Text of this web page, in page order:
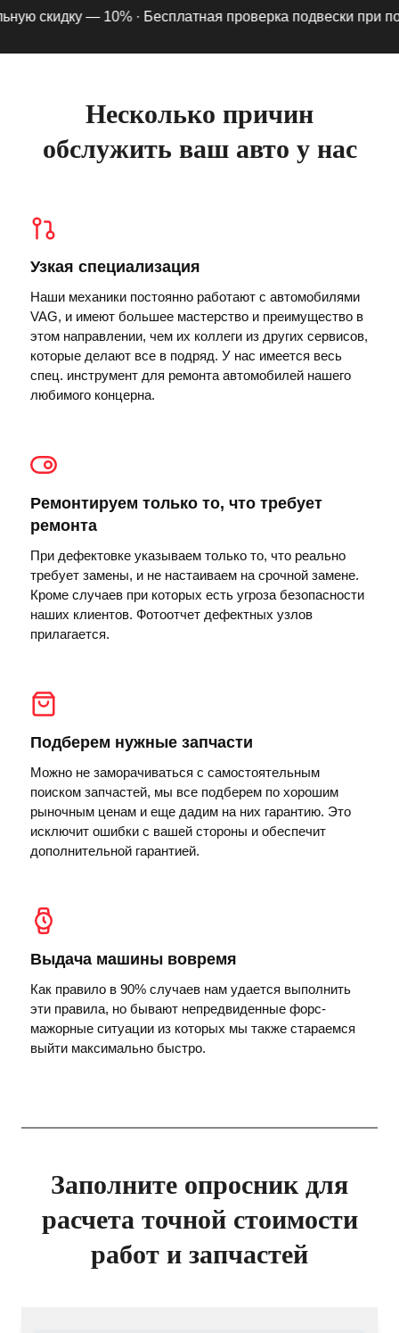
скидку — 10% ·Бесплатная проверка подвески при
Несколько причин
обслужить ваш авто у нас
Узкая специализация
Наши механики постоянно работают с автомобилями
VAG, и имеют большее мастерство и преимущество в
этом направлении, чем их коллеги из других сервисов,
которые делают все в подряд. У нас имеется весь
спец. инструмент для ремонта автомобилей нашего
любимого концерна.
Ремонтируем только то, что требует
ремонта
При дефектовке указываем только то, что реально
требует замены, и не настаиваем на срочной замене.
Кроме случаев при которых есть угроза безопасности
наших клиентов. Фотоотчет дефектных узлов
прилагается.
Подберем нужные запчасти
Можно не заморачиваться с самостоятельным
поиском запчастей, мы все подберем по хорошим
рыночным ценам и еще дадим на них гарантию. Это
исключит ошибки с вашей стороны и обеспечит
дополнительной гарантией.
Выдача машины вовремя
Как правило в 90% случаев нам удается выполнить
эти правила, но бывают непредвиденные форс-
мажорные ситуации из которых мы также стараемся
выйти максимально быстро.
Заполните опросник для
расчета точной стоимости
работ и запчастей